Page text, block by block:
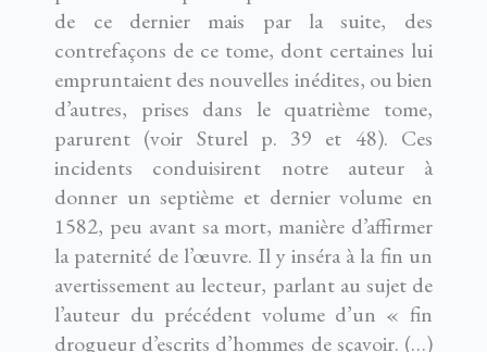
de ce dernier mais par la suite, des
contrefaçons de ce tome, dont certaines lui
empruntaient des nouvelles inédites, ou bien
d’autres, prises dans le quatrième tome,
parurent (voir Sturel p. 39 et 48). Ces
incidents conduisirent notre auteur à
donner un septième et dernier volume en
1582, peu avant sa mort, manière d’affirmer
la paternité de l’œuvre. Il y inséra à la fin un
avertissement au lecteur, parlant au sujet de
l’auteur du précédent volume d’un « fin
drogueur d’escrits d’hommes de sçavoir. (…)